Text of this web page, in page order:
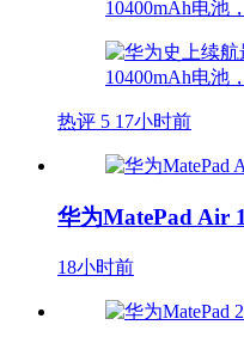
热评 5 17小时前
华为MatePad Air
18小时前